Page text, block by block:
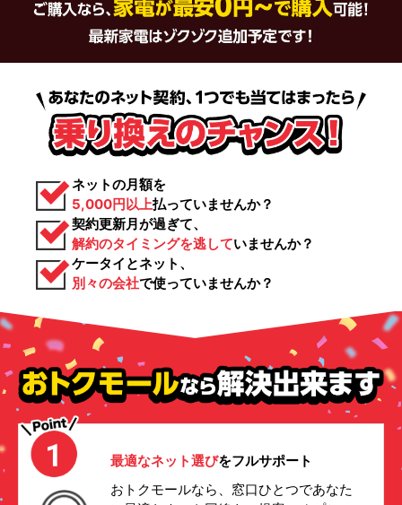
ネットの月額を
5,000円以上払っていませんか？
契約更新月が過ぎて、
解約のタイミングを逃していませんか？
ケータイとネット、
別々の会社で使っていませんか？
最適なネット選びをフルサポート
おトクモールなら、窓口ひとつであなた